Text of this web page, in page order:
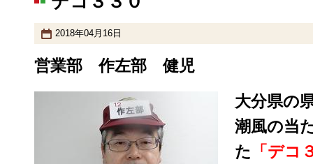
2018年04月16日
営業部 作左部 健児
大分県の
潮風の当
た 「デコ